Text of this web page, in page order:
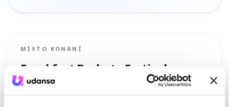
MÍSTO KONÁNÍ
Frankfurt Bachata Festival
Rothschildallee 16a, 60389 Frankfurt am Main,